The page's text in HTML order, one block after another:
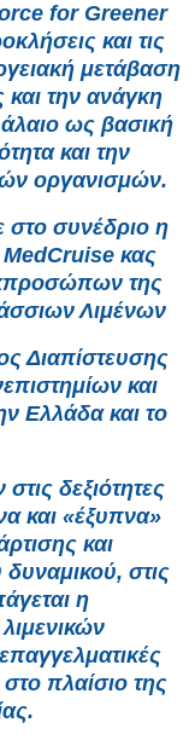
for Greener
και τις
μετάβαση
και την ανάγκη
ως βασική
και την
οργανισμών.
στο συνέδριο η
κας
της
Λιμένων
Διαπίστευσης
και
Ελλάδα και το
δεξιότητες
και «έξυπνα»
και
στις
η
πλαίσιο της